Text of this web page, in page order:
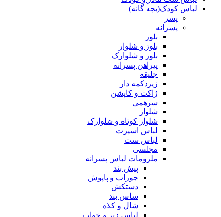
لباس کودک(بچه گانه)
پسر
پسرانه
بلوز
بلوز و شلوار
بلوز و شلوارک
پیراهن پسرانه
جلیقه
زیردکمه دار
ژاکت و کاپشن
سرهمی
شلوار
شلوار کوتاه و شلوارک
لباس اسپرت
لباس ست
مجلسی
ملزومات لباس پسرانه
پیش بند
جوراب و پاپوش
دستکش
ساس بند
شال و کلاه
لباس زیر و خواب